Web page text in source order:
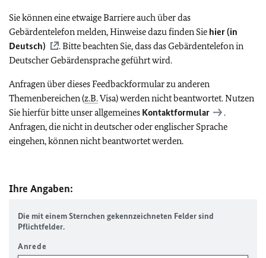
Sie können eine etwaige Barriere auch über das
Gebärdentelefon melden, Hinweise dazu finden Sie hier (in
Deutsch)
. Bitte beachten Sie, dass das Gebärdentelefon in
Deutscher Gebärdensprache geführt wird.
Anfragen über dieses Feedbackformular zu anderen
Themenbereichen (z.B.Visa) werden nicht beantwortet. Nutzen
Sie hierfür bitte unser allgemeines Kontaktformular
.
Anfragen, die nicht in deutscher oder englischer Sprache
eingehen, können nicht beantwortet werden.
Ihre Angaben:
Die mit einem Sternchen gekennzeichneten Felder sind
Pflichtfelder.
Anrede